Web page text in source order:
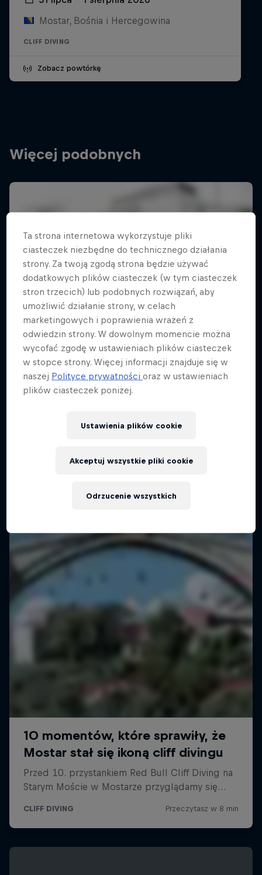
Mostar, Bośnia i Hercegowina
CLIFF DIVING
Zobacz powtórkę
Więcej podobnych
Poznaj świat wyczynowego cliff divingu
CLIFF DIVING
Ta strona internetowa wykorzystuje pliki
ciasteczek niezbędne do technicznego działania
strony. Za twoją zgodą strona będzie używać
dodatkowych plików ciasteczek (w tym ciasteczek
stron trzecich) lub podobnych rozwiązań, aby
umożliwić działanie strony, w celach
marketingowych i poprawienia wrażeń z
odwiedzin strony. W dowolnym momencie można
wycofać zgodę w ustawieniach plików ciasteczek
w stopce strony. Więcej informacji znajduje się w
naszej Polityce prywatnościoraz w ustawieniach
plików ciasteczek poniżej.
Ustawienia plików cookie
Odrzucenie wszystkich
Akceptuj wszystkie pliki cookie